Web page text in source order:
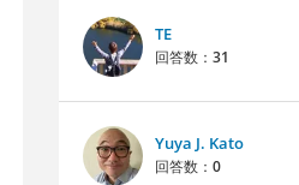
TE
回答数： 31
Yuya J. Kato
回答数： 0